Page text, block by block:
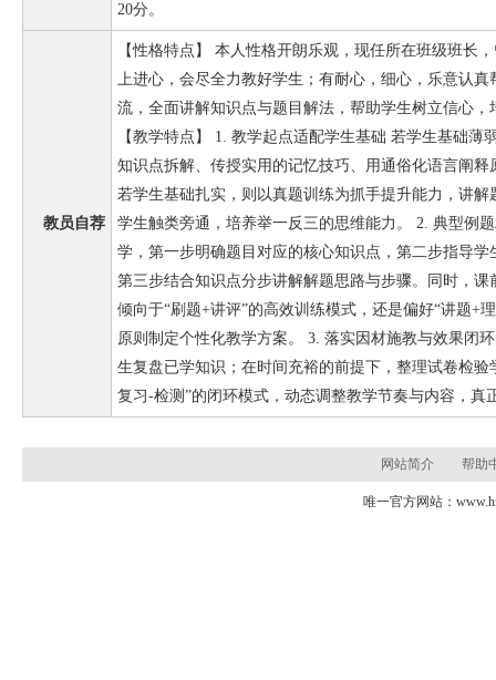
20分。
教员自荐
【性格特点】 本人性格开朗乐观，现任所在班级班长
上进心，会尽全力教好学生；有耐心，细心，乐意认
流，全面讲解知识点与题目解法，帮助学生树立信心
【教学特点】 1. 教学起点适配学生基础 若学生基础薄
知识点拆解、传授实用的记忆技巧、用通俗化语言阐
若学生基础扎实，则以真题训练为抓手提升能力，讲
学生触类旁通，培养举一反三的思维能力。 2. 典型例
学，第一步明确题目对应的核心知识点，第二步指导
第三步结合知识点分步讲解解题思路与步骤。同时，
倾向于“刷题+讲评”的高效训练模式，还是偏好“讲题+
原则制定个性化教学方案。 3. 落实因材施教与效果闭
生复盘已学知识；在时间充裕的前提下，整理试卷检
复习-检测”的闭环模式，动态调整教学节奏与内容，真
网站简介 帮助
唯一官方网站：